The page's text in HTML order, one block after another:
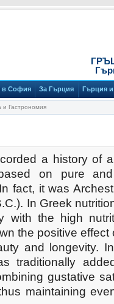
в София За Гърция Гърция
и Гастрономия
a history of
on pure
fact, it was
In Greek
with the high
the positive
and longevity.
traditionally
gustative
maintaining